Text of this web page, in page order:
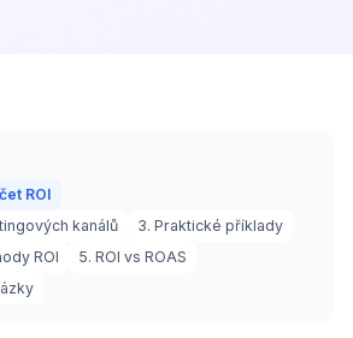
ROI
kanálů
3. Praktické příklady
ROI
5. ROI vs ROAS